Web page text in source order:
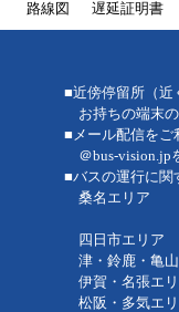
路線図 遅延証明書
■近傍停留所（近
お持ちの端末の
■メール配信をご
＠bus-vision.jp
■バスの運行に関
桑名エリア
：八風
四日市エリ
津・鈴鹿・亀
伊賀・名張エ
松阪・多気エ